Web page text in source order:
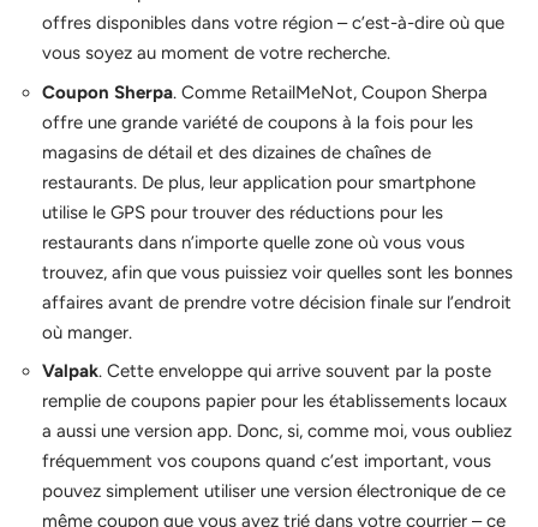
offres disponibles dans votre région – c’est-à-dire où que
vous soyez au moment de votre recherche.
Coupon Sherpa. Comme RetailMeNot, Coupon Sherpa
offre une grande variété de coupons à la fois pour les
magasins de détail et des dizaines de chaînes de
restaurants. De plus, leur application pour smartphone
utilise le GPS pour trouver des réductions pour les
restaurants dans n’importe quelle zone où vous vous
trouvez, afin que vous puissiez voir quelles sont les bonnes
affaires avant de prendre votre décision finale sur l’endroit
où manger.
Valpak. Cette enveloppe qui arrive souvent par la poste
remplie de coupons papier pour les établissements locaux
a aussi une version app. Donc, si, comme moi, vous oubliez
fréquemment vos coupons quand c’est important, vous
pouvez simplement utiliser une version électronique de ce
même coupon que vous avez trié dans votre courrier – ce